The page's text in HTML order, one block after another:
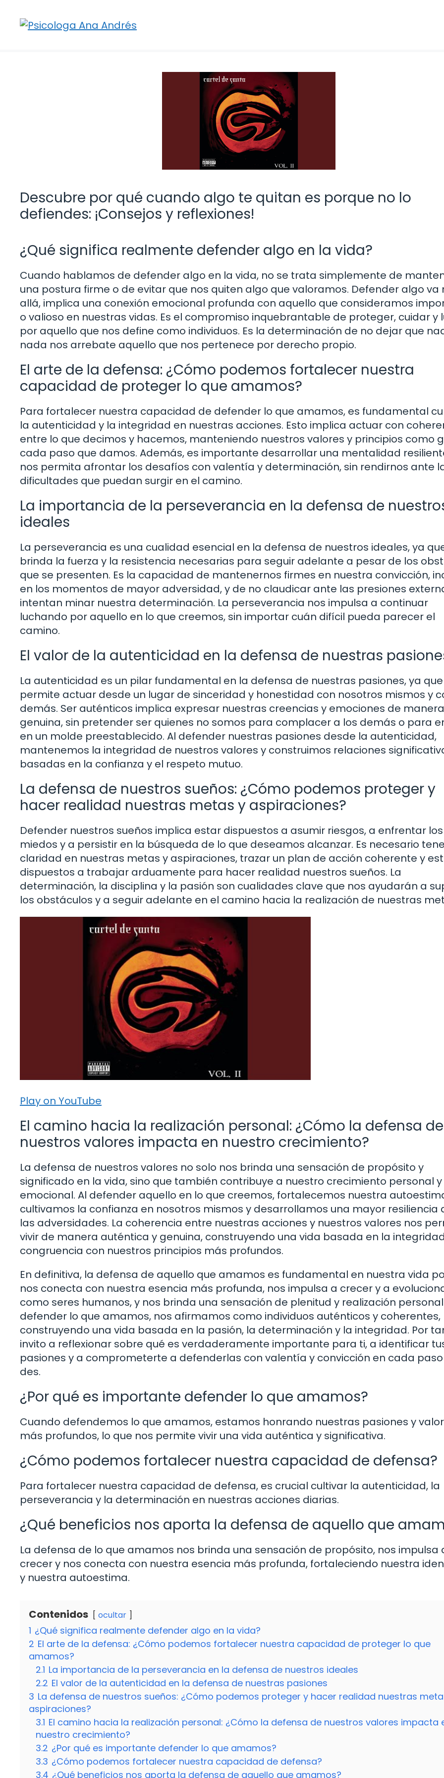
contenido
Descubre por qué cuando algo te quitan es porque no lo
defiendes: ¡Consejos y reflexiones!
¿Qué significa realmente defender algo en la vida?
Cuando hablamos de defender algo en la vida, no se trata simplemente de
una postura firme o de evitar que nos quiten algo que valoramos. Defender algo va
allá, implica una conexión emocional profunda con aquello que consideramos
o valioso en nuestras vidas. Es el compromiso inquebrantable de proteger, cuidar y
por aquello que nos define como individuos. Es la determinación de no dejar que
nada nos arrebate aquello que nos pertenece por derecho propio.
El arte de la defensa: ¿Cómo podemos fortalecer nuestra
capacidad de proteger lo que amamos?
Para fortalecer nuestra capacidad de defender lo que amamos, es fundamental
la autenticidad y la integridad en nuestras acciones. Esto implica actuar con
entre lo que decimos y hacemos, manteniendo nuestros valores y principios como
cada paso que damos. Además, es importante desarrollar una mentalidad
nos permita afrontar los desafíos con valentía y determinación, sin rendirnos ante
dificultades que puedan surgir en el camino.
La importancia de la perseverancia en la defensa de
ideales
La perseverancia es una cualidad esencial en la defensa de nuestros ideales, ya
brinda la fuerza y la resistencia necesarias para seguir adelante a pesar de los
que se presenten. Es la capacidad de mantenernos firmes en nuestra convicción,
en los momentos de mayor adversidad, y de no claudicar ante las presiones
intentan minar nuestra determinación. La perseverancia nos impulsa a continuar
luchando por aquello en lo que creemos, sin importar cuán difícil pueda parecer el
camino.
El valor de la autenticidad en la defensa de nuestras
La autenticidad es un pilar fundamental en la defensa de nuestras pasiones, ya
permite actuar desde un lugar de sinceridad y honestidad con nosotros mismos y
demás. Ser auténticos implica expresar nuestras creencias y emociones de manera
genuina, sin pretender ser quienes no somos para complacer a los demás o para
en un molde preestablecido. Al defender nuestras pasiones desde la autenticidad,
mantenemos la integridad de nuestros valores y construimos relaciones
basadas en la confianza y el respeto mutuo.
La defensa de nuestros sueños: ¿Cómo podemos proteger y
hacer realidad nuestras metas y aspiraciones?
Defender nuestros sueños implica estar dispuestos a asumir riesgos, a enfrentar los
miedos y a persistir en la búsqueda de lo que deseamos alcanzar. Es necesario
claridad en nuestras metas y aspiraciones, trazar un plan de acción coherente y
dispuestos a trabajar arduamente para hacer realidad nuestros sueños. La
determinación, la disciplina y la pasión son cualidades clave que nos ayudarán a
los obstáculos y a seguir adelante en el camino hacia la realización de nuestras
Play on YouTube
El camino hacia la realización personal: ¿Cómo la defensa de
nuestros valores impacta en nuestro crecimiento?
La defensa de nuestros valores no solo nos brinda una sensación de propósito y
significado en la vida, sino que también contribuye a nuestro crecimiento personal y
emocional. Al defender aquello en lo que creemos, fortalecemos nuestra
cultivamos la confianza en nosotros mismos y desarrollamos una mayor resiliencia
las adversidades. La coherencia entre nuestras acciones y nuestros valores nos
vivir de manera auténtica y genuina, construyendo una vida basada en la
congruencia con nuestros principios más profundos.
En definitiva, la defensa de aquello que amamos es fundamental en nuestra vida
nos conecta con nuestra esencia más profunda, nos impulsa a crecer y a
como seres humanos, y nos brinda una sensación de plenitud y realización
defender lo que amamos, nos afirmamos como individuos auténticos y coherentes,
construyendo una vida basada en la pasión, la determinación y la integridad. Por
invito a reflexionar sobre qué es verdaderamente importante para ti, a identificar
pasiones y a comprometerte a defenderlas con valentía y convicción en cada
des.
¿Por qué es importante defender lo que amamos?
Cuando defendemos lo que amamos, estamos honrando nuestras pasiones y
más profundos, lo que nos permite vivir una vida auténtica y significativa.
¿Cómo podemos fortalecer nuestra capacidad de defensa?
Para fortalecer nuestra capacidad de defensa, es crucial cultivar la autenticidad, la
perseverancia y la determinación en nuestras acciones diarias.
¿Qué beneficios nos aporta la defensa de aquello que
La defensa de lo que amamos nos brinda una sensación de propósito, nos impulsa
crecer y nos conecta con nuestra esencia más profunda, fortaleciendo nuestra
y nuestra autoestima.
Contenidos ocultar
1 ¿Qué significa realmente defender algo en la vida?
2 El arte de la defensa: ¿Cómo podemos fortalecer nuestra capacidad de proteger lo que
amamos?
2.1 La importancia de la perseverancia en la defensa de nuestros ideales
2.2 El valor de la autenticidad en la defensa de nuestras pasiones
3 La defensa de nuestros sueños: ¿Cómo podemos proteger y hacer realidad nuestras
aspiraciones?
3.1 El camino hacia la realización personal: ¿Cómo la defensa de nuestros valores impacta
nuestro crecimiento?
3.2 ¿Por qué es importante defender lo que amamos?
3.3 ¿Cómo podemos fortalecer nuestra capacidad de defensa?
3.4 ¿Qué beneficios nos aporta la defensa de aquello que amamos?